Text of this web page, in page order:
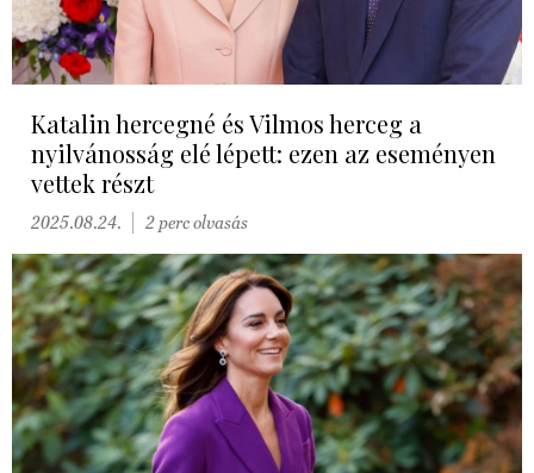
Katalin hercegné és Vilmos herceg a
nyilvánosság elé lépett: ezen az eseményen
vettek részt
2025.08.24. 2 perc olvasás